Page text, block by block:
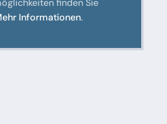
finden Sie
Informationen.